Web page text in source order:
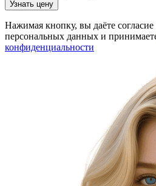
Узнать цену
Нажимая кнопку, вы даёте согласие
персональных данных и
конфиденциальности